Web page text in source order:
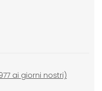
ai giorni nostri)